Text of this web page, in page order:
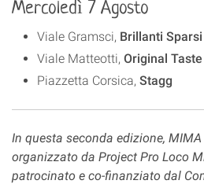
Mercoledì 7 Agosto
Viale Gramsci, Brillanti Sparsi
Viale Matteotti, Original
Piazzetta Corsica, Stagg
In questa seconda edizione, MIMA
organizzato da Project Pro Loco
patrocinato e co-finanziato dal